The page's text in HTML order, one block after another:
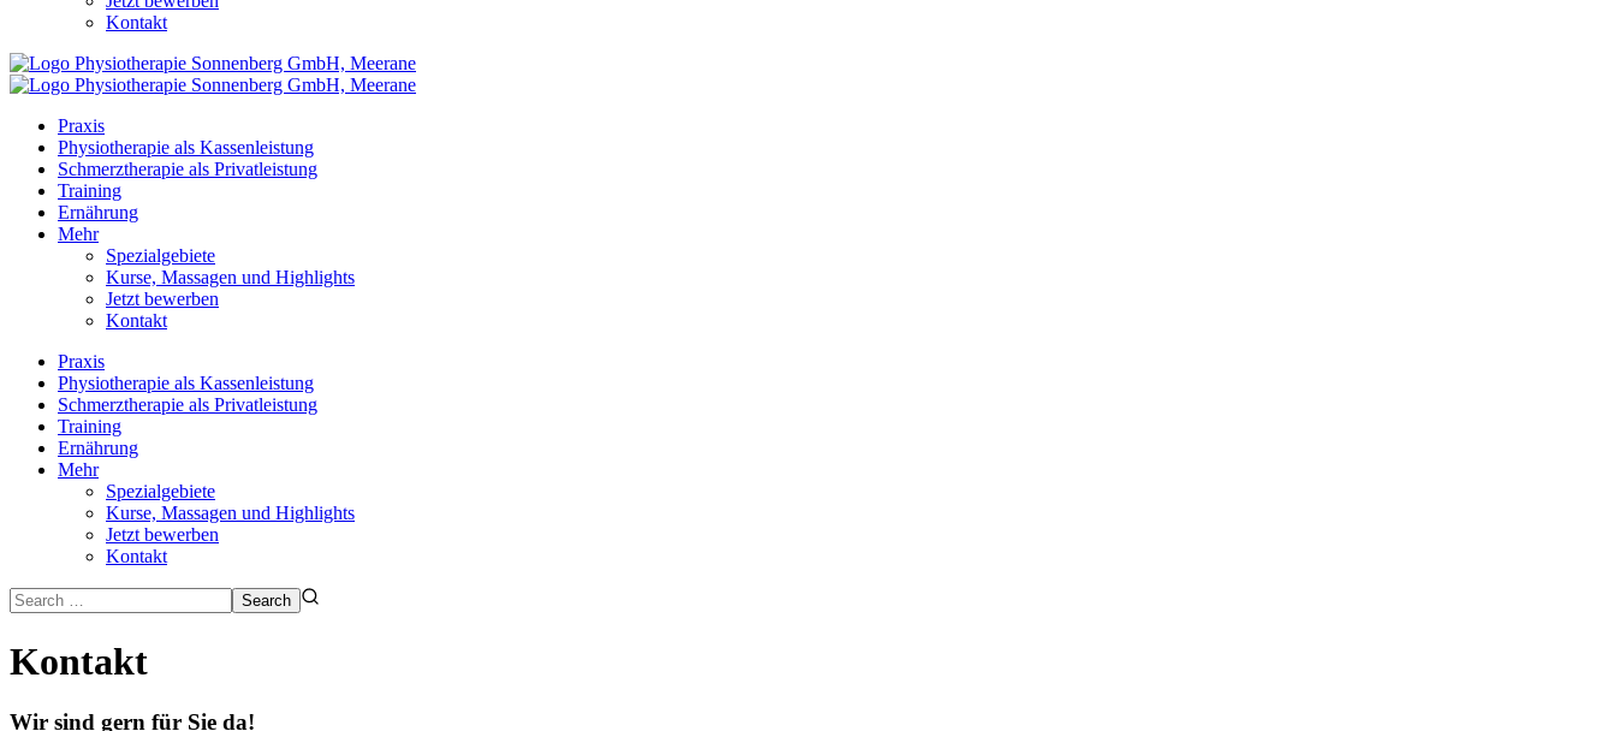
Kontakt
Praxis
Physiotherapie als Kassenleistung
Schmerztherapie als Privatleistung
Training
Ernährung
Mehr
Spezialgebiete
Kurse, Massagen und Highlights
Jetzt bewerben
Kontakt
Praxis
Physiotherapie als Kassenleistung
Schmerztherapie als Privatleistung
Training
Ernährung
Mehr
Spezialgebiete
Kurse, Massagen und Highlights
Jetzt bewerben
Kontakt
Kontakt
Wir sind gern für Sie da!